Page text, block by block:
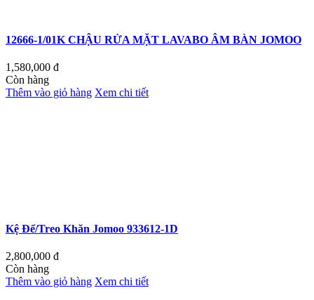
12666-1/01K CHẬU RỬA MẶT LAVABO ÂM BÀN JOMOO
1,580,000 đ
Còn hàng
Thêm vào giỏ hàng Xem chi tiết
Kệ Để/Treo Khăn Jomoo 933612-1D
2,800,000 đ
Còn hàng
Thêm vào giỏ hàng Xem chi tiết